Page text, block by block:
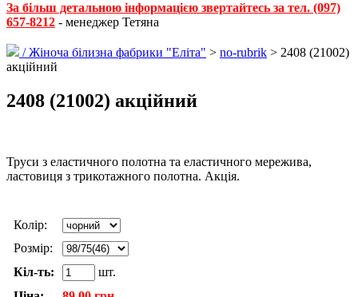
За більш детальною інформацією звертайтесь за тел. (097)
657-8212 - менеджер Тетяна
/Жіноча білизна фабрики "Еліта" > no-rubrik > 2408 (21002)
акційний
2408 (21002) акційний
Труси з еластичного полотна та еластичного мережива,
ластовиця з трикотажного полотна. Акція.
Колір:
Розмір:
Кіл-ть:
шт.